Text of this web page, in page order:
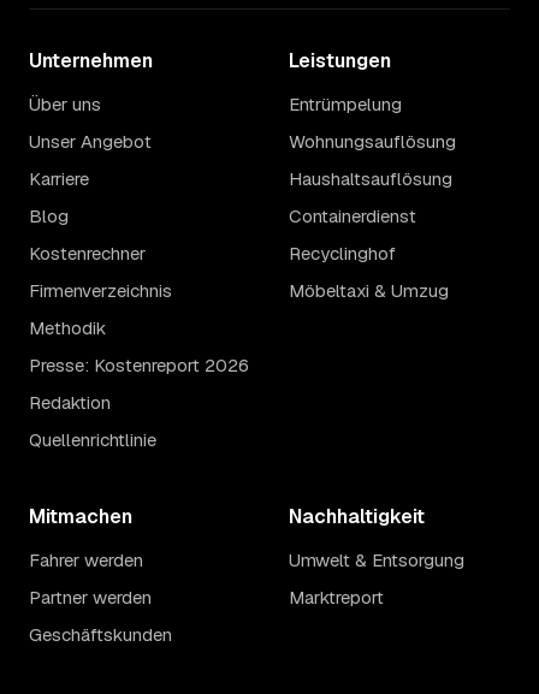
Unternehmen
Über uns
Unser Angebot
Karriere
Blog
Kostenrechner
Firmenverzeichnis
Methodik
Presse: Kostenreport 2026
Redaktion
Quellenrichtlinie
Leistungen
Entrümpelung
Wohnungsauflösung
Haushaltsauflösung
Containerdienst
Recyclinghof
Möbeltaxi & Umzug
Mitmachen
Fahrer werden
Partner werden
Geschäftskunden
Nachhaltigkeit
Umwelt & Entsorgung
Marktreport